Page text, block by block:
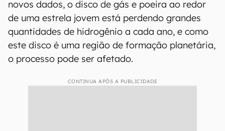
novos dados, o disco de gás e poeira ao redor
de uma estrela jovem está perdendo grandes
quantidades de hidrogênio a cada ano, e como
este disco é uma região de formação planetária,
o processo pode ser afetado.
CONTINUA APÓS A PUBLICIDADE